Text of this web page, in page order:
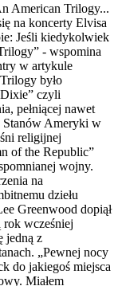
American Trilogy...
na koncerty Elvisa
Jeśli kiedykolwiek
- wspomina
w artykule
było
czyli
pełniącej nawet
Stanów Ameryki w
religijnej
of the Republic”
wojny.
na
dziełu
Greenwood dopiął
rok wcześniej
jedną z
„Pewnej nocy
do jakiegoś miejsca
Miałem